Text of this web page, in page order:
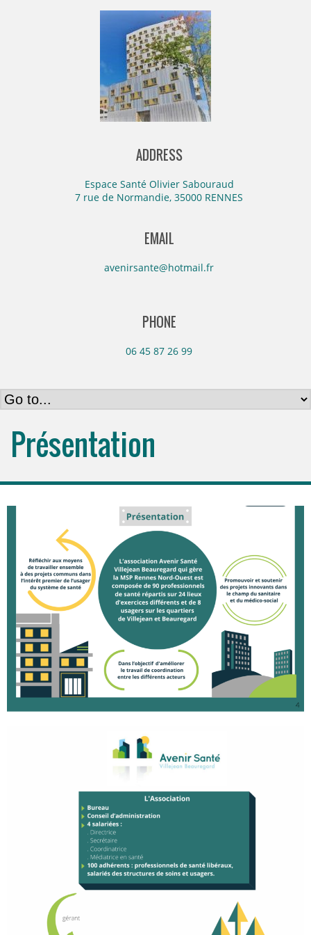
ADDRESS
Espace Santé Olivier Sabouraud
7 rue de Normandie, 35000 RENNES
EMAIL
avenirsante@hotmail.fr
PHONE
06 45 87 26 99
Présentation